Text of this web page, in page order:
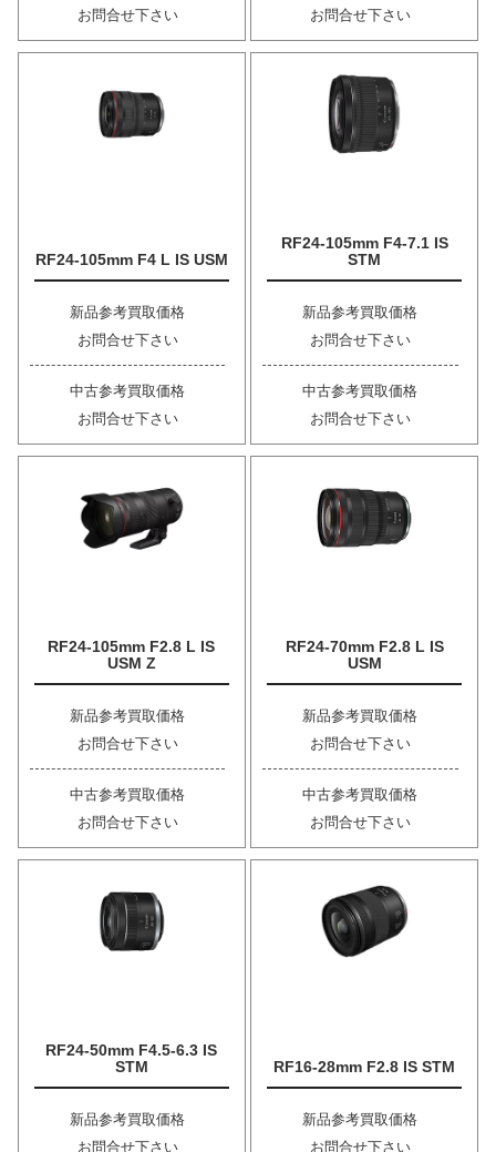
お問合せ下さい
お問合せ下さい
RF24-105mm F4 L IS USM
新品参考買取価格
お問合せ下さい
中古参考買取価格
お問合せ下さい
RF24-105mm F4-7.1 IS
STM
新品参考買取価格
お問合せ下さい
中古参考買取価格
お問合せ下さい
RF24-105mm F2.8 L IS
USM Z
新品参考買取価格
お問合せ下さい
中古参考買取価格
お問合せ下さい
RF24-70mm F2.8 L IS
USM
新品参考買取価格
お問合せ下さい
中古参考買取価格
お問合せ下さい
RF24-50mm F4.5-6.3 IS
STM
新品参考買取価格
お問合せ下さい
RF16-28mm F2.8 IS STM
新品参考買取価格
お問合せ下さい